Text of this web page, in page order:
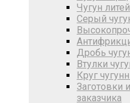
Чугун
Серый
Дробь
Втулки
Круг
Заготовки
заказчика